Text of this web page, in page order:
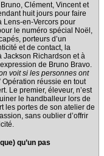
Clément, Vincent et
huit jours pour faire
Lens-en-Vercors pour
le numéro spécial Noël,
porteurs d’un
et de contact, la
Jackson Richardson et à
de Bruno Bravo.
voit si les personnes ont
Opération réussie en tout
Le premier, éleveur, n’est
le handballeur lors de
les portes de son atelier de
sans oublier d’offrir
qu’un pas